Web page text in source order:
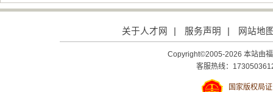
关于人才网 服务声明 网站地
Copyright©2005-2026 本站由
客服热线：
国家版权局